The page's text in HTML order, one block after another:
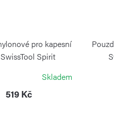
pro kapesní
Spirit
Skladem
519 Kč